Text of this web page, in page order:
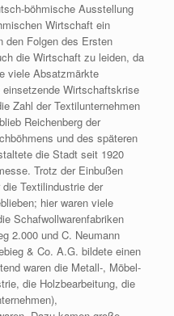
böhmische Ausstellung
Wirtschaft ein
den Folgen des Ersten
die Wirtschaft zu leiden, da
viele Absatzmärkte
Wirtschaftskrise
Zahl der Textilunternehmen
Reichenberg der
und des späteren
die Stadt seit 1920
Trotz der Einbußen
Textilindustrie der
hier waren viele
Schafwollwarenfabriken
2.000 und C. Neumann
& Co. A.G. bildete einen
waren die Metall-, Möbel-
die Holzbearbeitung, die